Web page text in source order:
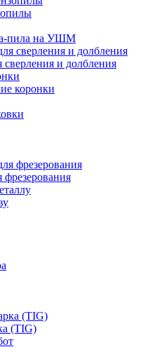
пила на УШМ
и долбления
коронки
(TIG)